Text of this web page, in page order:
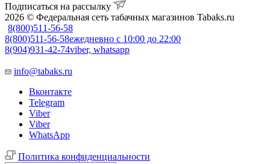
Подписаться на рассылку
2026 © Федеральная сеть табачных магазинов Tabaks.ru
8(800)511-56-58
8(800)511-56-58ежедневно с 10:00 до 22:00
8(904)931-42-74viber, whatsapp
info@tabaks.ru
Вконтакте
Telegram
Viber
Viber
WhatsApp
Политика конфиденциальности